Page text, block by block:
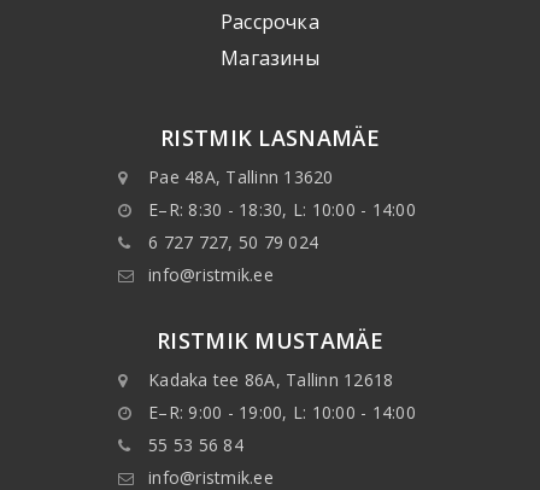
Рассрочка
Mагазины
RISTMIK LASNAMÄE
Pae 48A, Tallinn 13620
E–R: 8:30 - 18:30, L: 10:00 - 14:00
6 727 727, 50 79 024
info@ristmik.ee
RISTMIK MUSTAMÄE
Kadaka tee 86A, Tallinn 12618
E–R: 9:00 - 19:00, L: 10:00 - 14:00
55 53 56 84
info@ristmik.ee